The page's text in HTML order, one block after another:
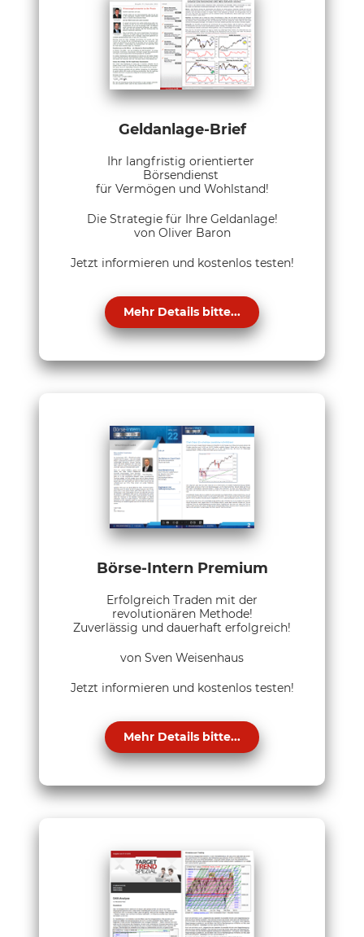
Geldanlage-Brief
Ihr langfristig orientierter
Börsendienst
für Vermögen und Wohlstand!
Die Strategie für Ihre Geldanlage!
von Oliver Baron
Jetzt informieren und kostenlos testen!
Mehr Details bitte...
Börse-Intern Premium
Erfolgreich Traden mit der
revolutionären Methode!
Zuverlässig und dauerhaft erfolgreich!
von Sven Weisenhaus
Jetzt informieren und kostenlos testen!
Mehr Details bitte...